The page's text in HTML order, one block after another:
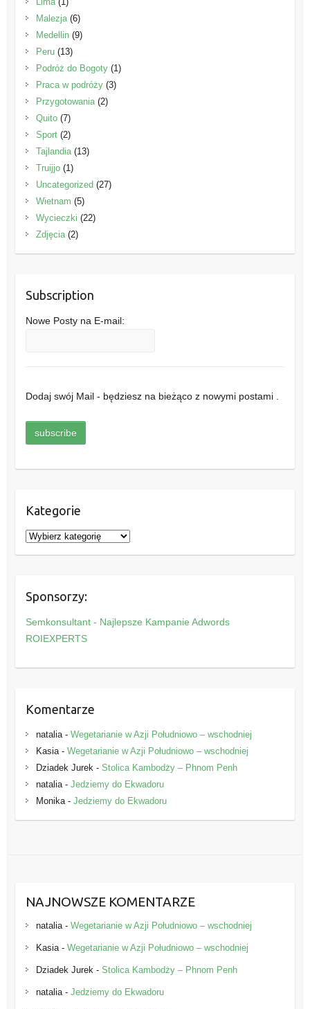
Malezja(6)
Medellin(9)
Peru(13)
Podróż do Bogoty(1)
Praca w podróży(3)
Przygotowania(2)
Quito(7)
Sport(2)
Tajlandia(13)
Truijjo(1)
Uncategorized(27)
Wietnam (5)
Wycieczki (22)
Zdjęcia(2)
Subscription
Nowe Posty na E-mail:
Dodaj swój Mail - będziesz na bieżąco z nowymi postami .
Kategorie
K
a
g
o
r
e
Sponsorzy:
Semkonsultant - Najlepsze Kampanie Adwords
ROIEXPERTS
Komentarze
natalia- Wegetarianie w Azji Południowo – wschodniej
Kasia- Wegetarianie w Azji Południowo – wschodniej
Dziadek Jurek - Stolica Kambodży – Phnom Penh
natalia- Jedziemy do Ekwadoru
Monika- Jedziemy do Ekwadoru
NAJNOWSZE KOMENTARZE
natalia- Wegetarianie w Azji Południowo – wschodniej
Kasia- Wegetarianie w Azji Południowo – wschodniej
Dziadek Jurek - Stolica Kambodży – Phnom Penh
natalia- Jedziemy do Ekwadoru